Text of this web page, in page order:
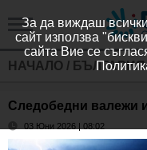
НАЧАЛО / БЪЛГАРИЯ
Следобедни валежи
03 Юни 2026 | 08:02
За да виждаш
сайт използва
сайта Вие се